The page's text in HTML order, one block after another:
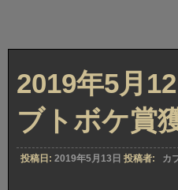
2019年5月
ブトボケ賞
投稿日: 2019年5月13日 投稿者: カ